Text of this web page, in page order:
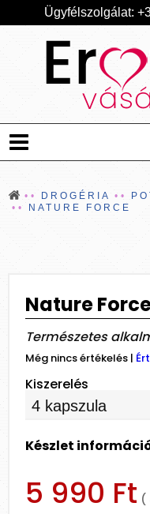
Ügyfélszolgálat:
DROGÉRIA
NATURE FORCE
Nature
Természetes
Még nincs értékelés |
Kiszerelés
Készlet
5 990 Ft (